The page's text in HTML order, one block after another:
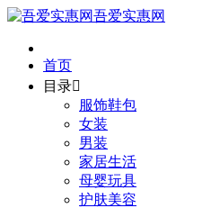
吾爱实惠网
首页
目录
服饰鞋包
女装
男装
家居生活
母婴玩具
护肤美容